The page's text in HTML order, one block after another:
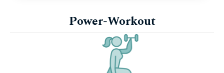
Power-Workout